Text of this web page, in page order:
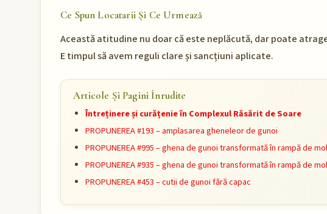
Ce Spun Locatarii Și Ce Urmează
Această atitudine nu doar că este neplăcută, dar poate
E timpul să avem reguli clare și sancțiuni aplicate.
Articole Și Pagini Înrudite
Întreținere și curățenie în Complexul Răsărit de Soare
PROPUNEREA #193 – amplasarea gheneleor de gunoi
PROPUNEREA #995 – ghena de gunoi transformată în rampă de
PROPUNEREA #935 – ghena de gunoi transformată în rampă de
PROPUNEREA #453 – cutii de gunoi fără capac